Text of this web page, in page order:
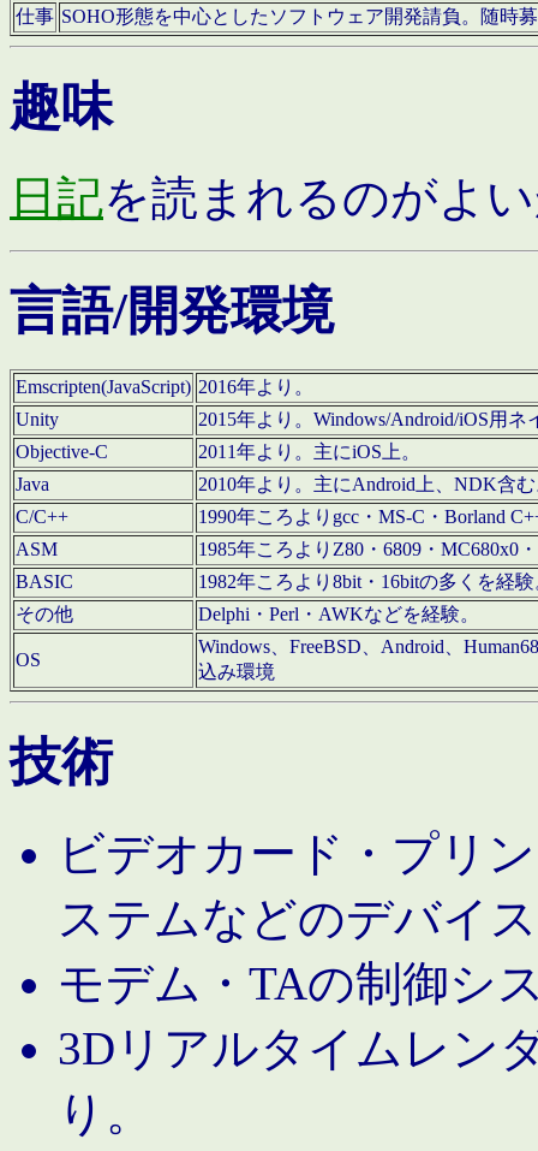
仕事 SOHO形態を中心としたソフトウェア開発請負。随時
趣味
日記を読まれるのがよ
言語/開発環境
Emscripten(JavaScript) 2016年より。
Unity
2015年より。Windows/Android/iOS用
Objective-C
2011年より。主にiOS上。
Java
2010年より。主にAndroid上、NDK含
C/C++
1990年ころよりgcc・MS-C・Borland
ASM
1985年ころよりZ80・6809・MC680x0
BASIC
1982年ころより8bit・16bitの多くを経
その他
Delphi・Perl・AWKなどを経験。
OS
Windows、FreeBSD、Android、
込み環境
技術
ビデオカード・プリ
ステムなどのデバイ
モデム・TAの制御シ
3Dリアルタイムレン
り。